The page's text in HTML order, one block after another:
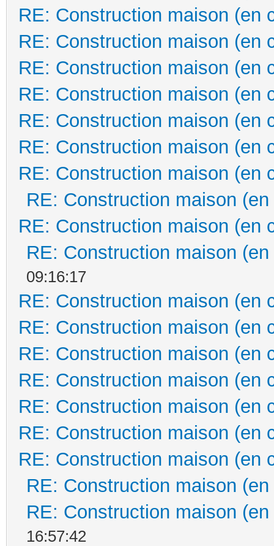
RE: Construction maison (en
RE: Construction maison (en
RE: Construction maison (en
RE: Construction maison (en
RE: Construction maison (en
RE: Construction maison (en
RE: Construction maison (en
RE: Construction maison
RE: Construction maison (en
RE: Construction maison
09:16:17
RE: Construction maison (en
RE: Construction maison (en
RE: Construction maison (en
RE: Construction maison (en
RE: Construction maison (en
RE: Construction maison (en
RE: Construction maison (en
RE: Construction maison
RE: Construction maison
16:57:42